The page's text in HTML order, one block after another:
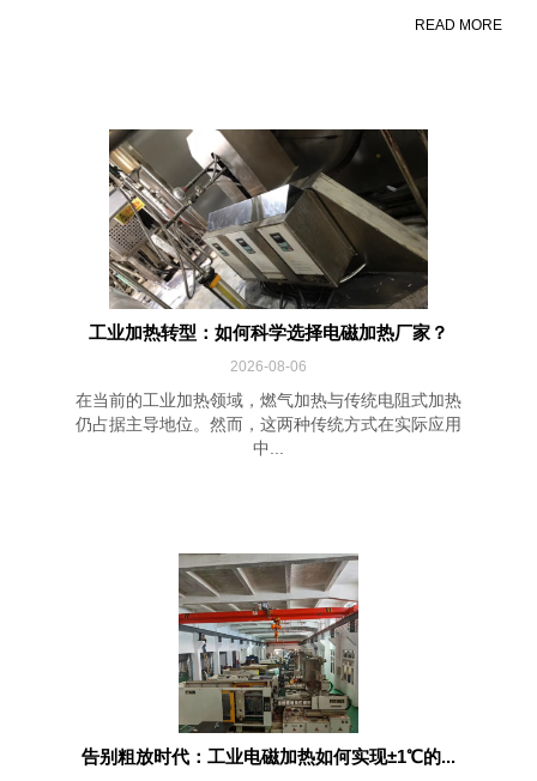
READ MORE
工业加热转型：如何科学选择电磁加热厂家？
2026-08-06
在当前的工业加热领域，燃气加热与传统电阻式加热
仍占据主导地位。然而，这两种传统方式在实际应用
中...
告别粗放时代：工业电磁加热如何实现±1℃的...